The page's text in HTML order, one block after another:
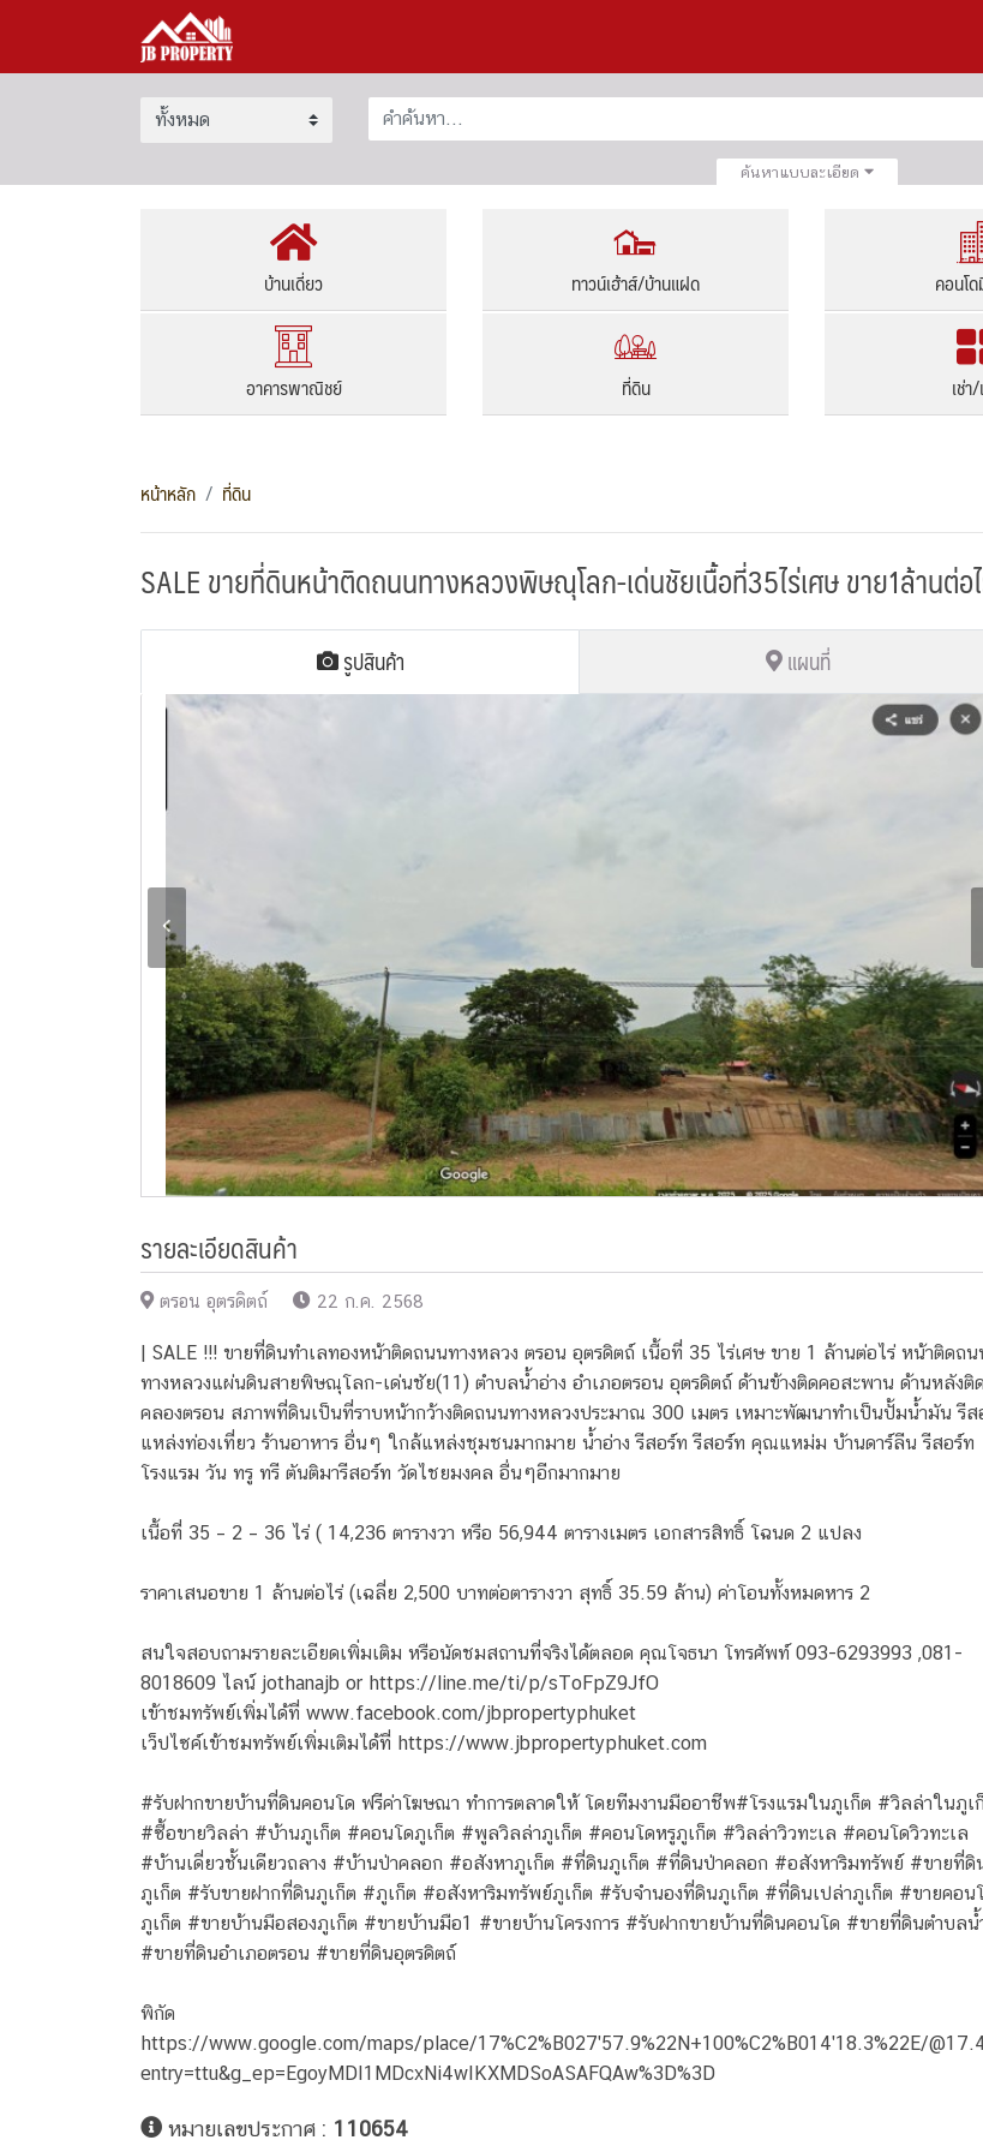
ค้นหาแบบละเอียด
บ้านเดี่ยว ทาวน์เฮ้าส์/บ้านแฝด คอนโ
อาคารพาณิชย์ ที่ดิน เช่า
หน้าหลัก ที่ดิน
SALE ขายที่ดินหน้าติดถนนทางหลวงพิษณุโลก-เด่นชัยเนื้อที่35ไร่เศษ ขาย1ล้านต่อ
รูปสินค้า แผนที่
รายละเอียดสินค้า
ตรอน อุตรดิตถ์ 22 ก.ค. 2568
| SALE !!! ขายที่ดินทำเลทองหน้าติดถนนทางหลวง ตรอน อุตรดิตถ์ เนื้อที่ 35 ไร่เศษ ขาย 1 ล้านต่อไร่ หน้าติดถน
ทางหลวงแผ่นดินสายพิษณุโลก-เด่นชัย(11) ตำบลน้ำอ่าง อำเภอตรอน อุตรดิตถ์ ด้านข้างติดคอสะพาน ด้านหลังติด
คลองตรอน สภาพที่ดินเป็นที่ราบหน้ากว้างติดถนนทางหลวงประมาณ 300 เมตร เหมาะพัฒนาทำเป็นปั้มน้ำมัน รีส
แหล่งท่องเที่ยว ร้านอาหาร อื่นๆ ใกล้แหล่งชุมชนมากมาย น้ำอ่าง รีสอร์ท รีสอร์ท คุณแหม่ม บ้านดาร์ลีน รีสอร์ท
โรงแรม วัน ทรู ทรี ตันติมารีสอร์ท วัดไชยมงคล อื่นๆอีกมากมาย
เนื้อที่ 35 – 2 – 36 ไร่ ( 14,236 ตารางวา หรือ 56,944 ตารางเมตร เอกสารสิทธิ์ โฉนด 2 แปลง
ราคาเสนอขาย 1 ล้านต่อไร่ (เฉลี่ย 2,500 บาทต่อตารางวา สุทธิ์ 35.59 ล้าน) ค่าโอนทั้งหมดหาร 2
สนใจสอบถามรายละเอียดเพิ่มเติม หรือนัดชมสถานที่จริงได้ตลอด คุณโจธนา โทรศัพท์ 093-6293993 ,081-
8018609 ไลน์ jothanajb or https://line.me/ti/p/sToFpZ9JfO
เข้าชมทรัพย์เพิ่มได้ที่ www.facebook.com/jbpropertyphuket
เว็ปไซค์เข้าชมทรัพย์เพิ่มเติมได้ที่ https://www.jbpropertyphuket.com
#รับฝากขายบ้านที่ดินคอนโด ฟรีค่าโฆษณา ทำการตลาดให้ โดยทีมงานมืออาชีพ#โรงแรมในภูเก็ต #วิลล่าในภูเ
#ซื้อขายวิลล่า #บ้านภูเก็ต #คอนโดภูเก็ต #พูลวิลล่าภูเก็ต #คอนโดหรูภูเก็ต #วิลล่าวิวทะเล #คอนโดวิวทะเล
#บ้านเดี่ยวชั้นเดียวถลาง #บ้านป่าคลอก #อสังหาภูเก็ต #ที่ดินภูเก็ต #ที่ดินป่าคลอก #อสังหาริมทรัพย์ #ขายที่ดิ
ภูเก็ต #รับขายฝากที่ดินภูเก็ต #ภูเก็ต #อสังหาริมทรัพย์ภูเก็ต #รับจำนองที่ดินภูเก็ต #ที่ดินเปล่าภูเก็ต #ขายคอน
ภูเก็ต #ขายบ้านมือสองภูเก็ต #ขายบ้านมือ1 #ขายบ้านโครงการ #รับฝากขายบ้านที่ดินคอนโด #ขายที่ดินตำบลน้
#ขายที่ดินอำเภอตรอน #ขายที่ดินอุตรดิตถ์
พิกัด
https://www.google.com/maps/place/17%C2%B027'57.9%22N+100%C2%B014'18.3%22E/
entry=ttu&g_ep=EgoyMDI1MDcxNi4wIKXMDSoASAFQAw%3D%3D
หมายเลขประกาศ : 110654